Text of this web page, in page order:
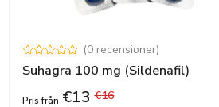
(0 recensioner)
Suhagra 100 mg (Sildenafil)
Pris från €13 €16